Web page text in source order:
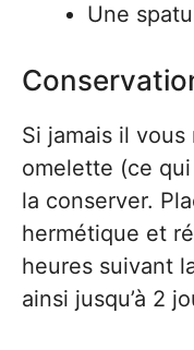
Une
Si jamais il
omelette (ce
la conserver.
hermétique et
heures suivant
ainsi jusqu’à 2